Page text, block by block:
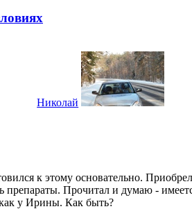
Николай
к этому основательно.
Прочитал и думаю -
у Ирины. Как быть?